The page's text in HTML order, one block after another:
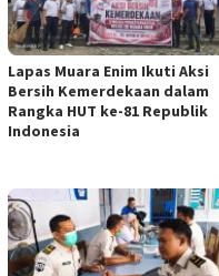
Lapas Muara Enim Ikuti Aksi
Bersih Kemerdekaan dalam
Rangka HUT ke-81 Republik
Indonesia